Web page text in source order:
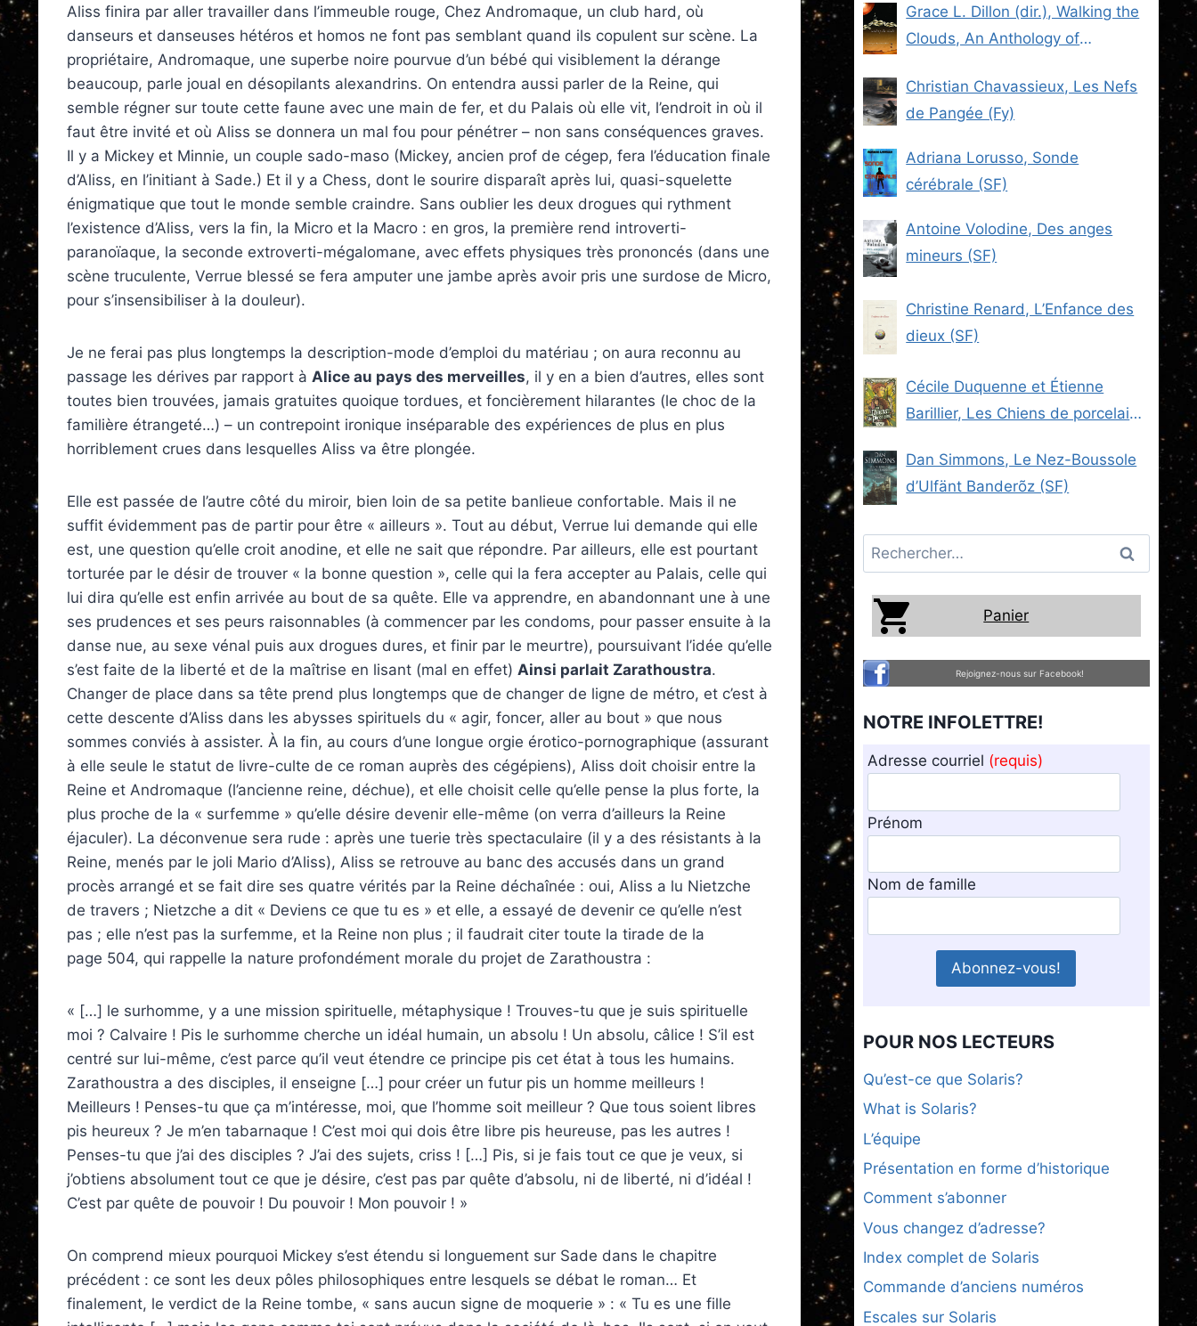
Aliss finira par aller travailler dans l’immeuble rouge, Chez Andromaque, un club hard, où
danseurs et danseuses hétéros et homos ne font pas semblant quand ils copulent sur scène. La
propriétaire, Andromaque, une superbe noire pourvue d’un bébé qui visiblement la dérange
beaucoup, parle joual en désopilants alexandrins. On entendra aussi parler de la Reine, qui
semble régner sur toute cette faune avec une main de fer, et du Palais où elle vit, l’endroit in où il
faut être invité et où Aliss se donnera un mal fou pour pénétrer – non sans conséquences graves.
Il y a Mickey et Minnie, un couple sado-maso (Mickey, ancien prof de cégep, fera l’éducation finale
d’Aliss, en l’initiant à Sade.) Et il y a Chess, dont le sourire disparaît après lui, quasi-squelette
énigmatique que tout le monde semble craindre. Sans oublier les deux drogues qui rythment
l’existence d’Aliss, vers la fin, la Micro et la Macro : en gros, la première rend introverti-
paranoïaque, la seconde extroverti-mégalomane, avec effets physiques très prononcés (dans une
scène truculente, Verrue blessé se fera amputer une jambe après avoir pris une surdose de Micro,
pour s’insensibiliser à la douleur).
Je ne ferai pas plus longtemps la description-mode d’emploi du matériau ; on aura reconnu au
passage les dérives par rapport à Alice au pays des merveilles, il y en a bien d’autres, elles sont
toutes bien trouvées, jamais gratuites quoique tordues, et foncièrement hilarantes (le choc de la
familière étrangeté…) – un contrepoint ironique inséparable des expériences de plus en plus
horriblement crues dans lesquelles Aliss va être plongée.
Elle est passée de l’autre côté du miroir, bien loin de sa petite banlieue confortable. Mais il ne
suffit évidemment pas de partir pour être « ailleurs ». Tout au début, Verrue lui demande qui elle
est, une question qu’elle croit anodine, et elle ne sait que répondre. Par ailleurs, elle est pourtant
torturée par le désir de trouver « la bonne question », celle qui la fera accepter au Palais, celle qui
lui dira qu’elle est enfin arrivée au bout de sa quête. Elle va apprendre, en abandonnant une à une
ses prudences et ses peurs raisonnables (à commencer par les condoms, pour passer ensuite à la
danse nue, au sexe vénal puis aux drogues dures, et finir par le meurtre), poursuivant l’idée qu’elle
s’est faite de la liberté et de la maîtrise en lisant (mal en effet) Ainsi parlait Zarathoustra.
Changer de place dans sa tête prend plus longtemps que de changer de ligne de métro, et c’est à
cette descente d’Aliss dans les abysses spirituels du « agir, foncer, aller au bout » que nous
sommes conviés à assister. À la fin, au cours d’une longue orgie érotico-pornographique (assurant
à elle seule le statut de livre-culte de ce roman auprès des cégépiens), Aliss doit choisir entre la
Reine et Andromaque (l’ancienne reine, déchue), et elle choisit celle qu’elle pense la plus forte, la
plus proche de la « surfemme » qu’elle désire devenir elle-même (on verra d’ailleurs la Reine
éjaculer). La déconvenue sera rude : après une tuerie très spectaculaire (il y a des résistants à la
Reine, menés par le joli Mario d’Aliss), Aliss se retrouve au banc des accusés dans un grand
procès ar­rangé et se fait dire ses quatre vérités par la Reine déchaînée : oui, Aliss a lu Nietzche
de travers ; Nietzche a dit « Deviens ce que tu es » et elle, a essayé de devenir ce qu’elle n’est
pas ; elle n’est pas la surfemme, et la Reine non plus ; il faudrait citer toute la tirade de la
page 504, qui rappelle la nature profondément morale du projet de Zarathoustra :
« […] le surhomme, y a une mission spirituelle, métaphysique ! Trouves-tu que je suis spirituelle
moi ? Calvaire ! Pis le surhomme cherche un idéal humain, un absolu ! Un absolu, câlice ! S’il est
centré sur lui-même, c’est parce qu’il veut étendre ce principe pis cet état à tous les humains.
Zarathoustra a des disciples, il enseigne […] pour créer un futur pis un homme meilleurs !
Meilleurs ! Penses-tu que ça m’intéresse, moi, que l’homme soit meilleur ? Que tous soient libres
pis heureux ? Je m’en tabarnaque ! C’est moi qui dois être libre pis heureuse, pas les autres !
Penses-tu que j’ai des disciples ? J’ai des sujets, criss ! […] Pis, si je fais tout ce que je veux, si
j’obtiens absolument tout ce que je désire, c’est pas par quête d’absolu, ni de liberté, ni d’idéal !
C’est par quête de pouvoir ! Du pouvoir ! Mon pouvoir ! »
On comprend mieux pourquoi Mickey s’est étendu si longuement sur Sade dans le chapitre
précédent : ce sont les deux pôles philosophiques entre lesquels se débat le roman… Et
finalement, le verdict de la Reine tombe, « sans aucun signe de moquerie » : « Tu es une fille
Grace L. Dillon (dir.), Walking the
Clouds, An Anthology of
Christian Chavassieux, Les Nefs
de Pangée (Fy)
Adriana Lorusso, Sonde
cérébrale (SF)
Antoine Volodine, Des anges
mineurs (SF)
Christine Renard, L’Enfance des
dieux (SF)
Cécile Duquenne et Étienne
Barillier, Les Chiens de porcelaine
Dan Simmons, Le Nez-Boussole
d’Ulfänt Banderõz (SF)
Rechercher :
Panier
Rejoignez-nous sur Facebook!
NOTRE INFOLETTRE!
Adresse courriel (requis)
Prénom
Nom de famille
POUR NOS LECTEURS
Qu’est-ce que Solaris?
What is Solaris?
L’équipe
Présentation en forme d’historique
Comment s’abonner
Vous changez d’adresse?
Index complet de Solaris
Commande d’anciens numéros
Escales sur Solaris